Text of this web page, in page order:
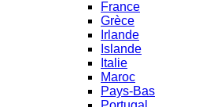
France
Grèce
Irlande
Islande
Italie
Maroc
Pays-Bas